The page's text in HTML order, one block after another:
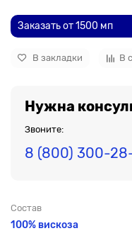
Заказать от 1500 мп
В закладки В
Нужна
Звоните:
8 (800) 300-
Состав
100% вискоза